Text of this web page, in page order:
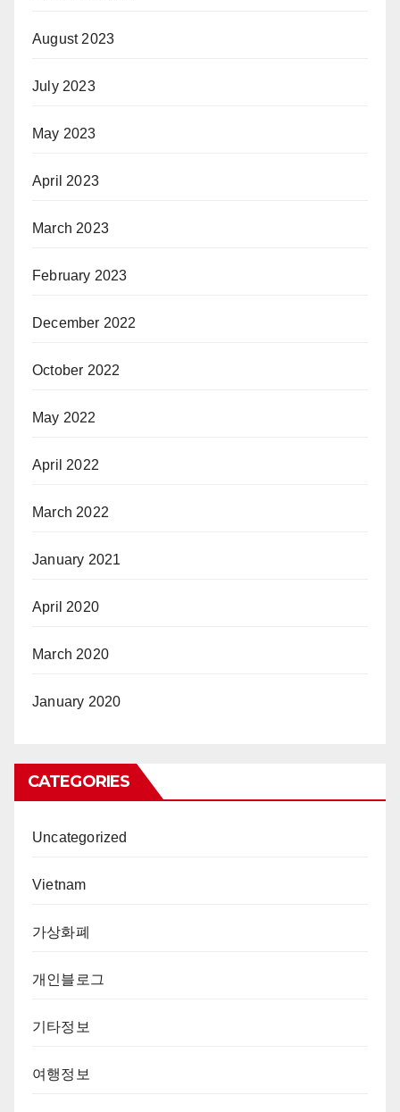
August 2023
July 2023
May 2023
April 2023
March 2023
February 2023
December 2022
October 2022
May 2022
April 2022
March 2022
January 2021
April 2020
March 2020
January 2020
CATEGORIES
Uncategorized
Vietnam
가상화폐
개인블로그
기타정보
여행정보